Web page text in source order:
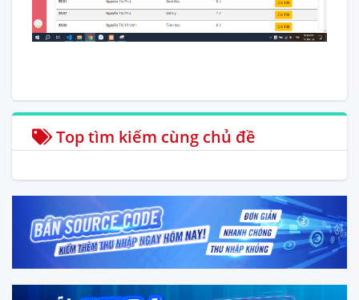
Top tìm kiếm cùng chủ đề